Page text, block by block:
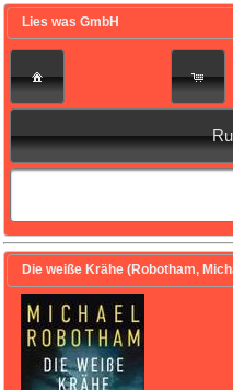
Lies was GmbH
Die weiße Krähe (Robotham,